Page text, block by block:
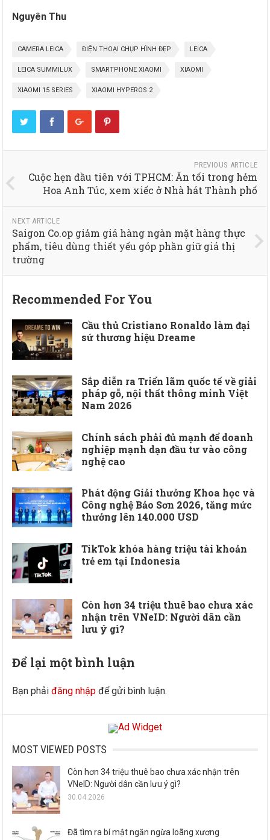
Nguyên Thu
CAMERA LEICA ĐIỆN THOẠI CHỤP HÌNH ĐẸP LEICA
LEICA SUMMILUX SMARTPHONE XIAOMI XIAOMI
XIAOMI 15 SERIES XIAOMI HYPEROS 2
PREVIOUS ARTICLE
Cuộc hẹn đầu tiên với TPHCM: Ăn tối trong hẻm
Hoa Anh Túc, xem xiếc ở Nhà hát Thành phố
NEXT ARTICLE
Saigon Co.op giảm giá hàng ngàn mặt hàng thực
phẩm, tiêu dùng thiết yếu góp phần giữ giá thị
trường
Recommended For You
Cầu thủ Cristiano Ronaldo làm đại
sứ thương hiệu Dreame
Sắp diễn ra Triển lãm quốc tế về giải
pháp gỗ, nội thất thông minh Việt
Nam 2026
Chính sách phải đủ mạnh để doanh
nghiệp mạnh dạn đầu tư vào công
nghệ cao
Phát động Giải thưởng Khoa học và
Công nghệ Bảo Sơn 2026, tăng mức
thưởng lên 140.000 USD
TikTok khóa hàng triệu tài khoản
trẻ em tại Indonesia
Còn hơn 34 triệu thuê bao chưa xác
nhận trên VNeID: Người dân cần
lưu ý gì?
Để lại một bình luận
Bạn phảiđăng nhập để gửi bình luận.
MOST VIEWED POSTS
Còn hơn 34 triệu thuê bao chưa xác nhận trên
VNeID: Người dân cần lưu ý gì?
30.04.2026
Đã tìm ra bí mật ngăn ngừa loãng xương